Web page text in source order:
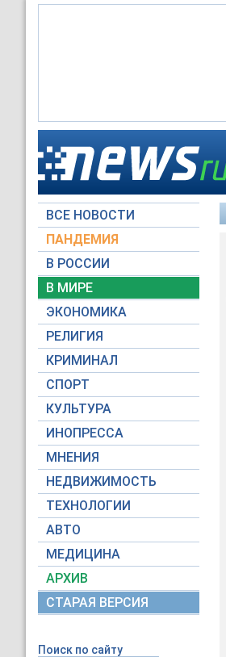
ВСЕ НОВОСТИ
ПАНДЕМИЯ
В РОССИИ
В МИРЕ
ЭКОНОМИКА
РЕЛИГИЯ
КРИМИНАЛ
СПОРТ
КУЛЬТУРА
ИНОПРЕССА
МНЕНИЯ
НЕДВИЖИМОСТЬ
ТЕХНОЛОГИИ
АВТО
МЕДИЦИНА
АРХИВ
СТАРАЯ ВЕРСИЯ
Поиск по сайту